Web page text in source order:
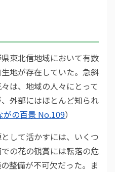
東北信地域において有数
地が存在していた。急斜
は、地域の人々にとって
外部にはほとんど知られ
がの百景 No.109）
して活かすには、いくつ
の花の観賞には転落の危
整備が不可欠だった。ま